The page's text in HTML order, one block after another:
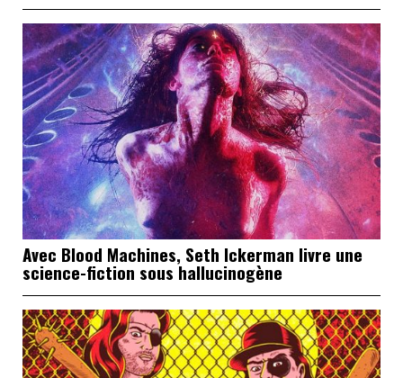
Avec Blood Machines, Seth Ickerman livre une
science-fiction sous hallucinogène